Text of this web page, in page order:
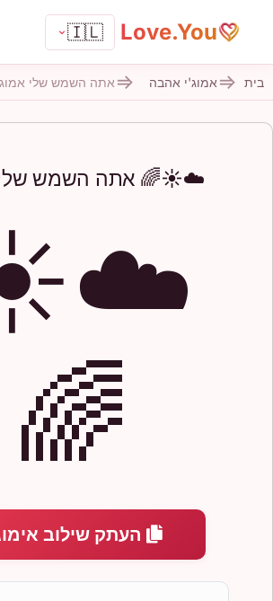
Love.You
🇮🇱
בית אמוג'י אהבה אתה השמש שלי
☁️☀️🌈 אתה השמש שלי
🌈
העתק שילוב